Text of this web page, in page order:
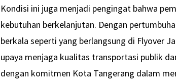
Kondisi ini juga menjadi pengingat bahwa
kebutuhan berkelanjutan. Dengan
berkala seperti yang berlangsung di Flyover
upaya menjaga kualitas transportasi publik
dengan komitmen Kota Tangerang dalam